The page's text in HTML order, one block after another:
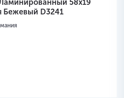
58х19
Бежевый D3241